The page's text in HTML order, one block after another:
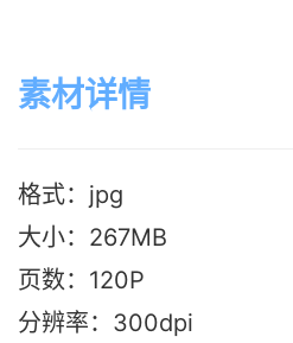
素材详情
格式：jpg
大小：267MB
页数：120P
分辨率：300dpi